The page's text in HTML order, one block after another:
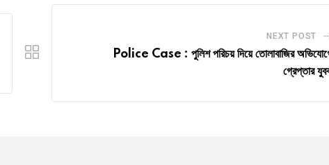
NEXT POST
Police Case : পুলিশ পরিচয় দিয়ে তোলাবাজির
গ্রেপ্তার